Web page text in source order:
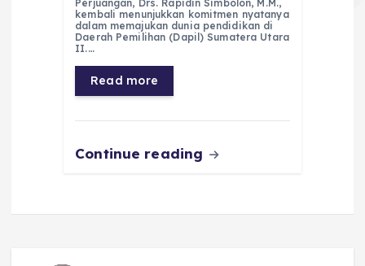
e
b
o
o
k
ts
A
p
p
g
r
a
m
e
n
l
re
Perjuangan, Drs. Rapidin Simbolon, M.M.,
kembali menunjukkan komitmen nyatanya
dalam memajukan dunia pendidikan di
Daerah Pemilihan (Dapil) Sumatera Utara
II.…
Read more
Continue reading